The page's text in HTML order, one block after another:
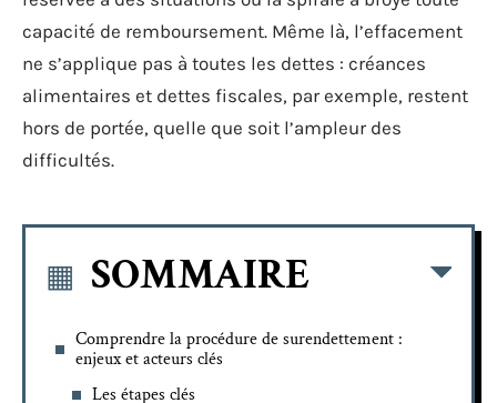
capacité de remboursement. Même là, l’effacement
ne s’applique pas à toutes les dettes : créances
alimentaires et dettes fiscales, par exemple, restent
hors de portée, quelle que soit l’ampleur des
difficultés.
SOMMAIRE
Comprendre la procédure de surendettement :
enjeux et acteurs clés
Les étapes clés